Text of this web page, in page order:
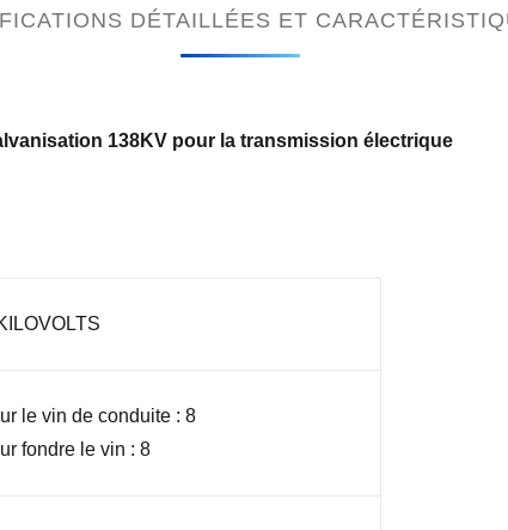
DÉTAILLÉES ET
138KV pour la transmission électrique
le vin de conduite : 8
fondre le vin : 8